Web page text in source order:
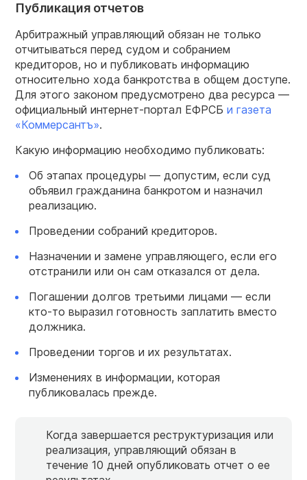
Публикация отчетов
Арбитражный управляющий обязан не только
отчитываться перед судом и собранием
кредиторов, но и публиковать информацию
относительно хода банкротства в общем доступе.
Для этого законом предусмотрено два ресурса —
официальный интернет-портал ЕФРСБ и газета
«Коммерсантъ».
Какую информацию необходимо публиковать:
Об этапах процедуры — допустим, если суд
объявил гражданина банкротом и назначил
реализацию.
Проведении собраний кредиторов.
Назначении и замене управляющего, если его
отстранили или он сам отказался от дела.
Погашении долгов третьими лицами — если
кто-то выразил готовность заплатить вместо
должника.
Проведении торгов и их результатах.
Изменениях в информации, которая
публиковалась прежде.
Когда завершается реструктуризация или
реализация, управляющий обязан в
течение 10 дней опубликовать отчет о ее